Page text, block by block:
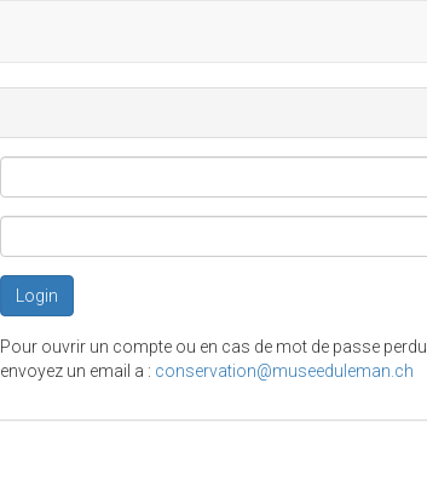
Login
Pour ouvrir un compte ou en cas de mot de passe perdu,
envoyez un email a : conservation@museeduleman.ch